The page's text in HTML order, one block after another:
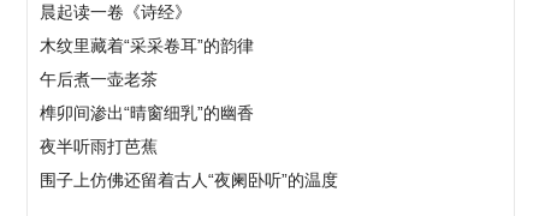
晨起读一卷《诗经》
木纹里藏着“采采卷耳”的韵律
午后煮一壶老茶
榫卯间渗出“晴窗细乳”的幽香
夜半听雨打芭蕉
围子上仿佛还留着古人“夜阑卧听”的温度